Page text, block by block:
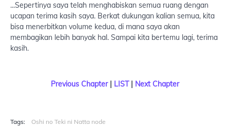
...Sepertinya saya telah menghabiskan semua ruang dengan
ucapan terima kasih saya. Berkat dukungan kalian semua, kita
bisa menerbitkan volume kedua, di mana saya akan
membagikan lebih banyak hal. Sampai kita bertemu lagi, terima
kasih.
Previous Chapter| LIST Next Chapter
Tags: Oshi no Teki ni Natta node